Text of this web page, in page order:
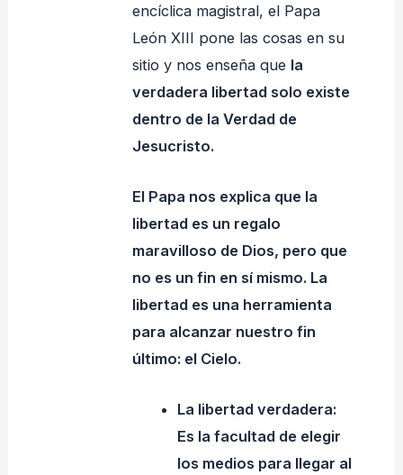
encíclica magistral, el Papa
León XIII pone las cosas en su
sitio y nos enseña que la
verdadera libertad solo existe
dentro de la Verdad de
Jesucristo.
El Papa nos explica que la
libertad es un regalo
maravilloso de Dios, pero que
no es un fin en sí mismo. La
libertad es una herramienta
para alcanzar nuestro fin
último: el Cielo.
La libertad verdadera:
Es la facultad de elegir
los medios para llegar al